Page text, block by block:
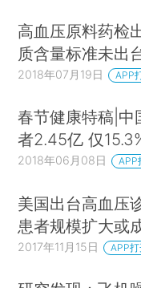
高血压原料药检
质含量标准未出
2018年07月19日 APP
春节健康特稿|中
者2.45亿 仅
2018年06月08日 APP
美国出台高血压
患者规模扩大或
2017年11月15日 APP